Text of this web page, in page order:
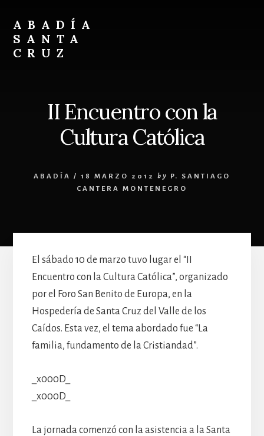
content
footer
ABADÍA
SANTA
CRUZ
II Encuentro con la
Cultura Católica
ABADÍA / 18 MARZO 2012 by
P. SANTIAGO
CANTERA MONTENEGRO
El sábado 10 de marzo tuvo lugar el “II
Encuentro con la Cultura Católica”, organizado
por el Foro San Benito de Europa, en la
Hospedería de Santa Cruz del Valle de los
Caídos. Esta vez, el tema abordado fue “La
familia, fundamento de la Cristiandad”.
_x000D_
_x000D_
La jornada comenzó con la asistencia a la Santa